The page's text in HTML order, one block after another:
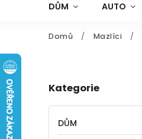
DŮM AUTO
Domů / Mazlíci /
Kategorie
DŮM